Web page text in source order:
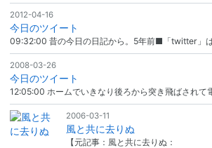
2012-04-16
今日のツイート
09:32:00 昔の今日の日記から。5年前■「twitter」
2008-03-26
今日のツイート
12:05:00 ホームでいきなり後ろから突き飛ばされて
2006-03-11
風と共に去りぬ
【元記事：風と共に去りぬ：